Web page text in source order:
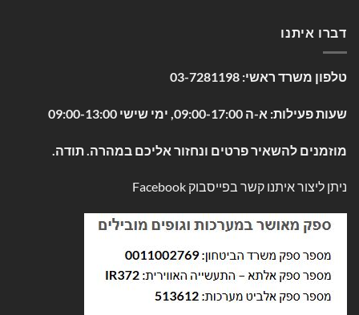
דברו איתנו
טלפון משרד ראשי: 03-7281198
שעות פעילות: א-ה 09:00-17:00, ימי שישי 09:00-13:00
מוזמנים להשאיר פרטים ונחזור אליכם במהרה. תודה.
ניתן ליצור איתנו קשר בפייסבוק Facebook